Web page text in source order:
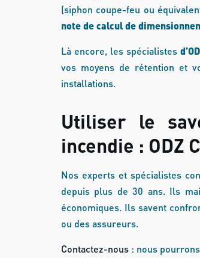
(siphon coupe-feu ou
note de calcul de
Là encore, les spécialistes
vos moyens de rétention et
installations.
Utiliser le
incendie : ODZ
Nos experts et spécialistes
depuis plus de 30 ans. Ils
économiques. Ils savent
ou des assureurs.
Contactez-nous : nous